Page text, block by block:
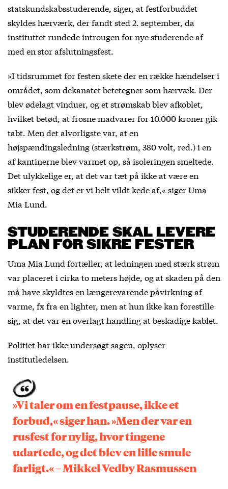
statskundskabsstuderende, siger, at festforbuddet
skyldes hærværk, der fandt sted 2. september, da
instituttet rundede introugen for nye studerende af
med en stor afslutningsfest.
»I tidsrummet for festen skete der en række hændelser i
området, som dekanatet betetegner som hærvæk. Der
blev ødelagt vinduer, og et strømskab blev afkoblet,
hvilket betød, at frosne madvarer for 10.000 kroner gik
tabt. Men det alvorligste var, at en
højspændingsledning (stærkstrøm, 380 volt, red.) i en
af kantinerne blev varmet op, så isoleringen smeltede.
Det ulykkelige er, at det var tæt på ikke at være en
sikker fest, og det er vi helt vildt kede af,« siger Uma
Mia Lund.
STUDERENDE SKAL LEVERE
PLAN FOR SIKRE FESTER
Uma Mia Lund fortæller, at ledningen med stærk strøm
var placeret i cirka to meters højde, og at skaden på den
må have skyldtes en længerevarende påvirkning af
varme, fx fra en lighter, men at hun ikke kan forestille
sig, at det var en overlagt handling at beskadige kablet.
Politiet har ikke undersøgt sagen, oplyser
institutledelsen.
»Vi taler om en festpause, ikke et
forbud,« siger han. »Men der var en
rusfest for nylig, hvor tingene
udartede, og det blev en lille smule
farligt.« – Mikkel Vedby Rasmussen